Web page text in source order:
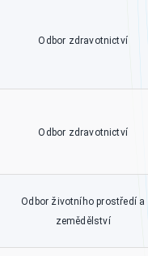
Odbor zdravotnictví
Odbor zdravotnictví
Odbor životního prostředí a
zemědělství